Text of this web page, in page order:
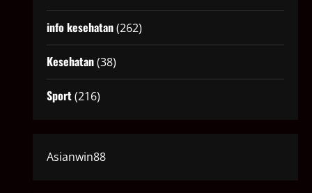
info kesehatan(262)
Kesehatan(38)
Sport(216)
Asianwin88